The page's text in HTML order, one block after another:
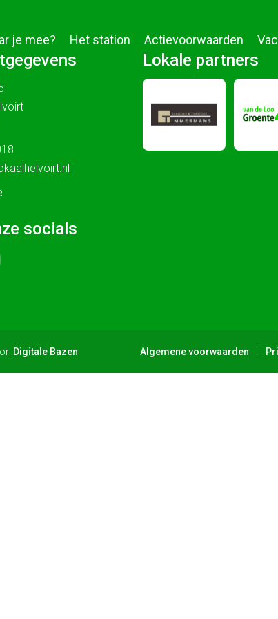
je mee? Het station Actievoorwaarden
socials
Lokale partners
Digitale Bazen Algemene voorwaarden